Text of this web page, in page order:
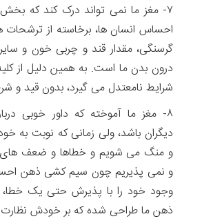
۷- مغز ما نمی تواند درک کند که
احساس انسان ها، برخاسته از
گرسنگی، مقدار قند و چربی خون و
درون بدن ما است. به همین دلیل از
شرایط نامعتدل می گیرد، بدون قید و
۸- مغز ما آموخته که داور خوبی
دیگران باشد، ولی زمانی که نوبت به
و منگ می شویم و خطاها و ضعف های
و نمی پذیریم چون سیم کشی ذهن
وجود خود را با پذیرش حتی یک خطا،
ذهن ما طراحی شده که بر خودش نظارت